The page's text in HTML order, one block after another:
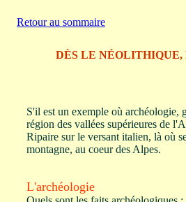
DÈS LE
S'il est un exemple où archéologie,
région des vallées supérieures de
Ripaire sur le versant italien, là où
montagne, au coeur des Alpes.
L'archéologie
Retour au sommaire